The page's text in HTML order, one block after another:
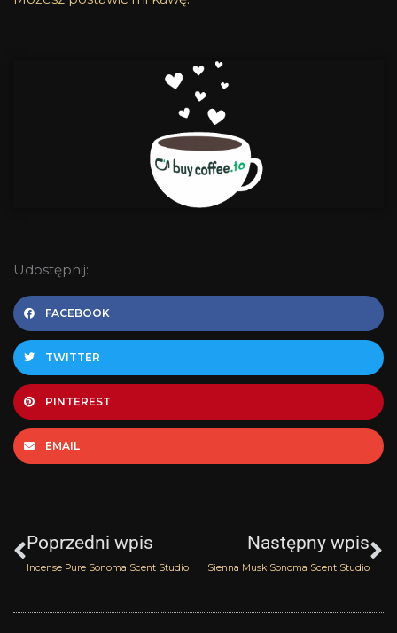
Udostępnij:
FACEBOOK
TWITTER
PINTEREST
EMAIL
Poprzedni wpis
Incense Pure Sonoma Scent Studio
Następny wpis
Sienna Musk Sonoma Scent Studio